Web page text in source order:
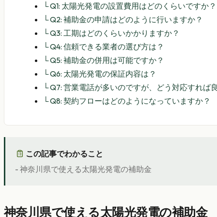
└Q1: 太陽光発電の設置費用はどのくらいですか？
└Q2: 補助金の申請はどのように行いますか？
└Q3: 工期はどのくらいかかりますか？
└Q4: 信頼できる業者の選び方は？
└Q5: 補助金の併用は可能ですか？
└Q6: 太陽光発電の保証内容は？
└Q7: 営業電話が多いのですが、どう対応すれば
└Q8: 契約フローはどのようになっていますか？
この記事でわかること
- 神奈川県で使える太陽光発電の補助金
神奈川県で使える太陽光発電の補助金